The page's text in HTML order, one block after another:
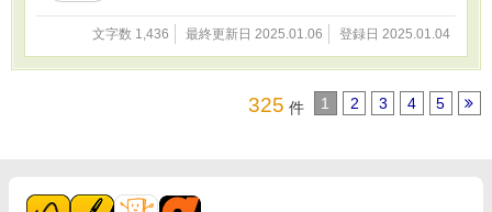
文字数 1,436 最終更新日 2025.01.06 登録日 2025.01.04
325 件 1 2 3 4 5